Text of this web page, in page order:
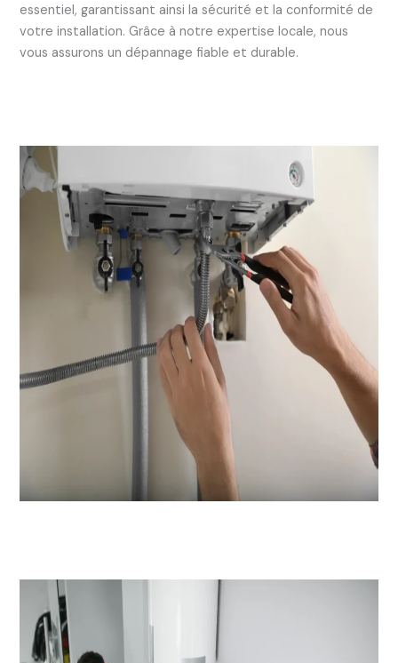
essentiel, garantissant ainsi la sécurité et la conformité de
votre installation. Grâce à notre expertise locale, nous
vous assurons un dépannage fiable et durable.